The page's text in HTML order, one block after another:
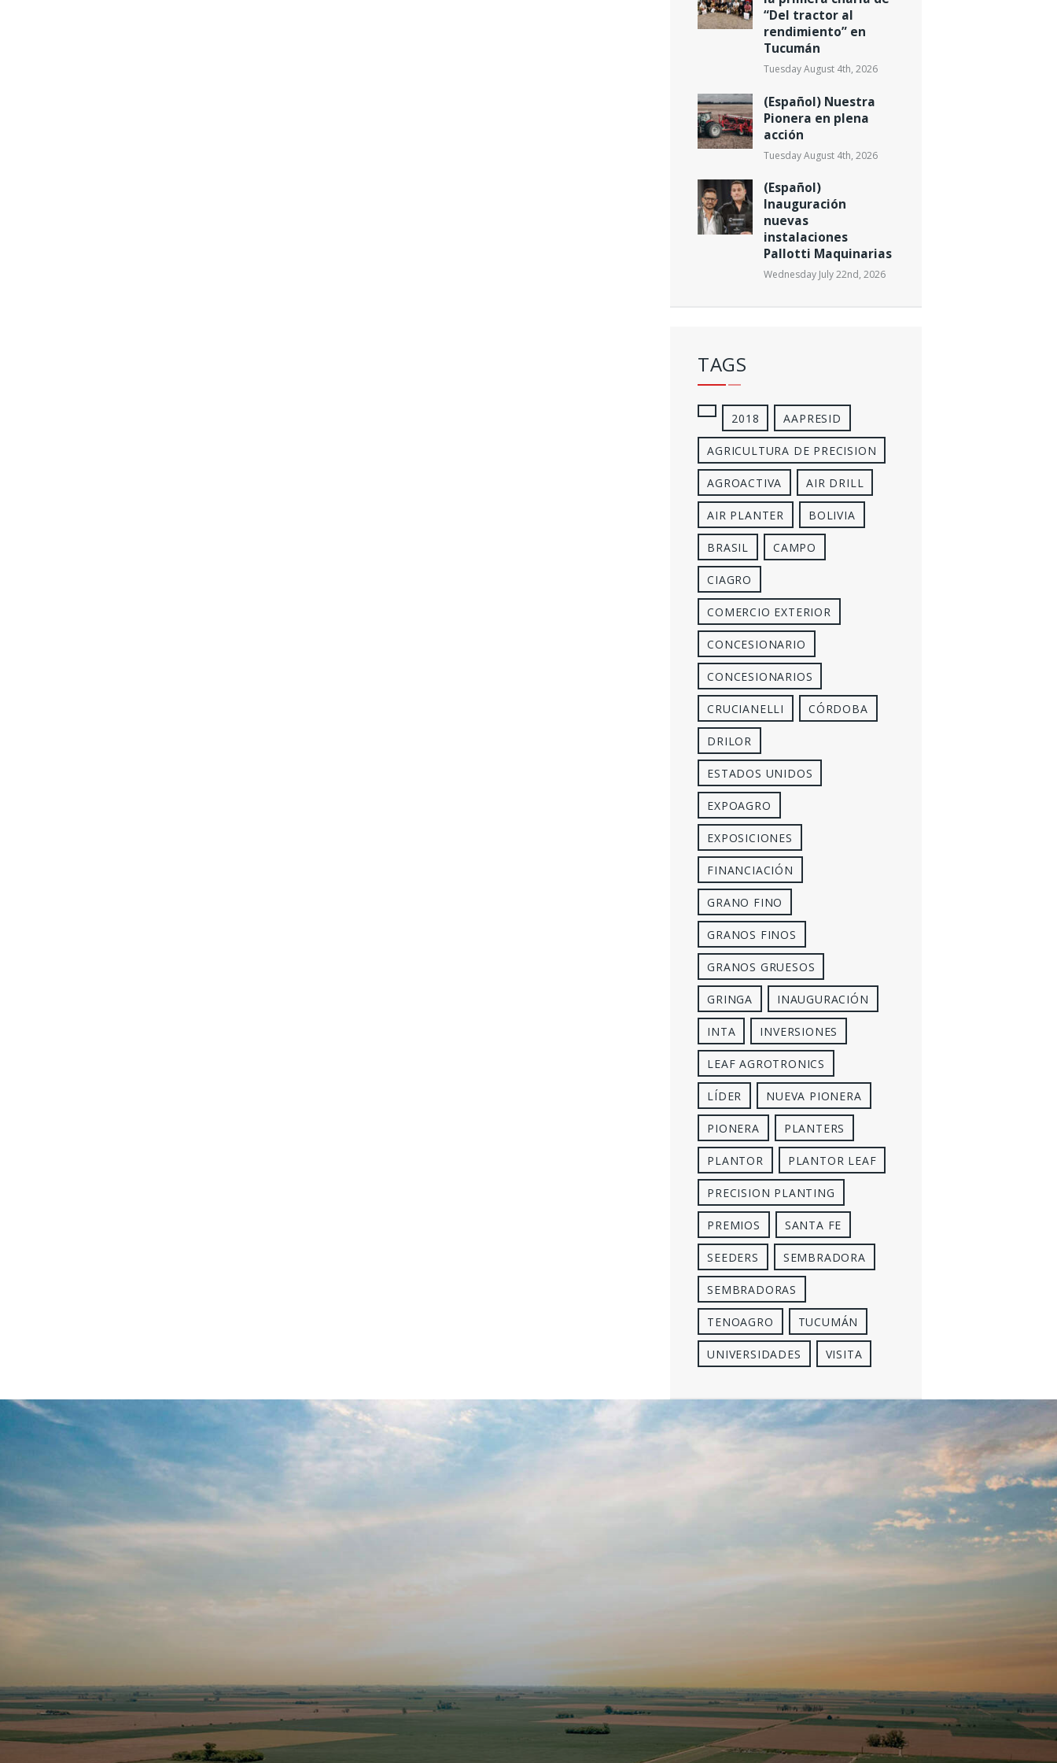
“Del tractor al
rendimiento” en
Tucumán
Tuesday August 4th, 2026
(Español) Nuestra
Pionera en plena
acción
Tuesday August 4th, 2026
(Español)
Inauguración
nuevas
instalaciones
Pallotti Maquinarias
Wednesday July 22nd, 2026
TAGS
2018 AAPRESID
AGRICULTURA DE PRECISION
AGROACTIVA AIR DRILL
AIR PLANTER BOLIVIA
BRASIL CAMPO
CIAGRO
COMERCIO EXTERIOR
CONCESIONARIO
CONCESIONARIOS
CRUCIANELLI CÓRDOBA
DRILOR
ESTADOS UNIDOS
EXPOAGRO
EXPOSICIONES
FINANCIACIÓN
GRANO FINO
GRANOS FINOS
GRANOS GRUESOS
GRINGA INAUGURACIÓN
INTA INVERSIONES
LEAF AGROTRONICS
LÍDER NUEVA PIONERA
PIONERA PLANTERS
PLANTOR PLANTOR LEAF
PRECISION PLANTING
PREMIOS SANTA FE
SEEDERS SEMBRADORA
SEMBRADORAS
TENOAGRO TUCUMÁN
UNIVERSIDADES VISITA